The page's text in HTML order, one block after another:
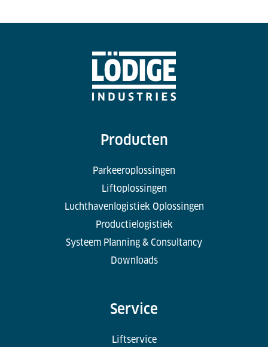
Producten
Parkeeroplossingen
Liftoplossingen
Luchthavenlogistiek Oplossingen
Productielogistiek
Systeem Planning & Consultancy
Downloads
Service
Liftservice